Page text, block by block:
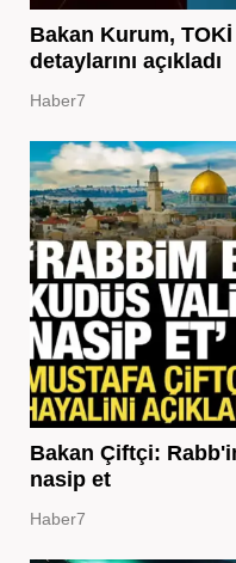
Bakan Kurum, TOKİ
detaylarını açıkladı
Haber7
Bakan Çiftçi:
nasip et
Haber7